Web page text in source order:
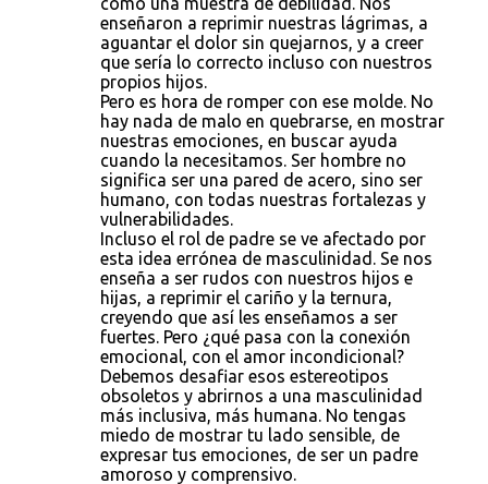
enseñaron a reprimir nuestras lágrimas, a
aguantar el dolor sin quejarnos, y a creer
que sería lo correcto incluso con nuestros
propios hijos.
Pero es hora de romper con ese molde. No
hay nada de malo en quebrarse, en mostrar
nuestras emociones, en buscar ayuda
cuando la necesitamos. Ser hombre no
significa ser una pared de acero, sino ser
humano, con todas nuestras fortalezas y
vulnerabilidades.
Incluso el rol de padre se ve afectado por
esta idea errónea de masculinidad. Se nos
enseña a ser rudos con nuestros hijos e
hijas, a reprimir el cariño y la ternura,
creyendo que así les enseñamos a ser
fuertes. Pero ¿qué pasa con la conexión
emocional, con el amor incondicional?
Debemos desafiar esos estereotipos
obsoletos y abrirnos a una masculinidad
más inclusiva, más humana. No tengas
miedo de mostrar tu lado sensible, de
expresar tus emociones, de ser un padre
amoroso y comprensivo.